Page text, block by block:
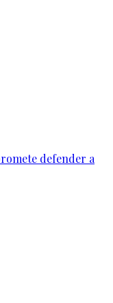
defender a